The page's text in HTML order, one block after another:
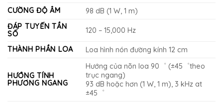
CƯỜNG ĐỘ ÂM
98 dB (1 W, 1 m)
ĐÁP TUYẾN TẦN
SỐ
120 – 15,000 Hz
THÀNH PHẦN LOA Loa hình nón đường kính 12 cm
HƯỚNG TÍNH
PHƯƠNG NGANG
Hướng của nõn loa 90゜ (±45゜theo
trục ngang)
93 dB hoặc hơn (1 W, 1 m), 3 kHz at
±45゜